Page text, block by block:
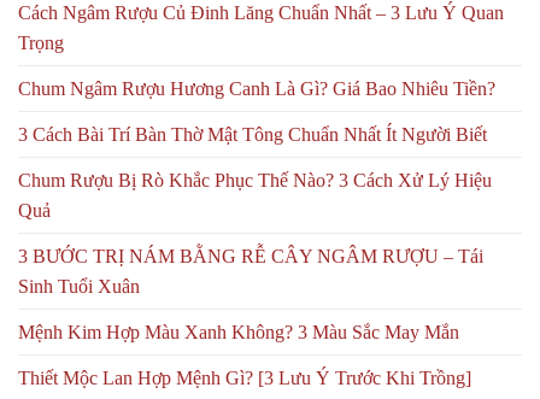
Cách Ngâm Rượu Củ Đinh Lăng Chuẩn Nhất – 3 Lưu Ý Quan
Trọng
Chum Ngâm Rượu Hương Canh Là Gì? Giá Bao Nhiêu Tiền?
3 Cách Bài Trí Bàn Thờ Mật Tông Chuẩn Nhất Ít Người Biết
Chum Rượu Bị Rò Khắc Phục Thế Nào? 3 Cách Xử Lý Hiệu
Quả
3 BƯỚC TRỊ NÁM BẰNG RỄ CÂY NGÂM RƯỢU – Tái
Sinh Tuổi Xuân
Mệnh Kim Hợp Màu Xanh Không? 3 Màu Sắc May Mắn
Thiết Mộc Lan Hợp Mệnh Gì? [3 Lưu Ý Trước Khi Trồng]